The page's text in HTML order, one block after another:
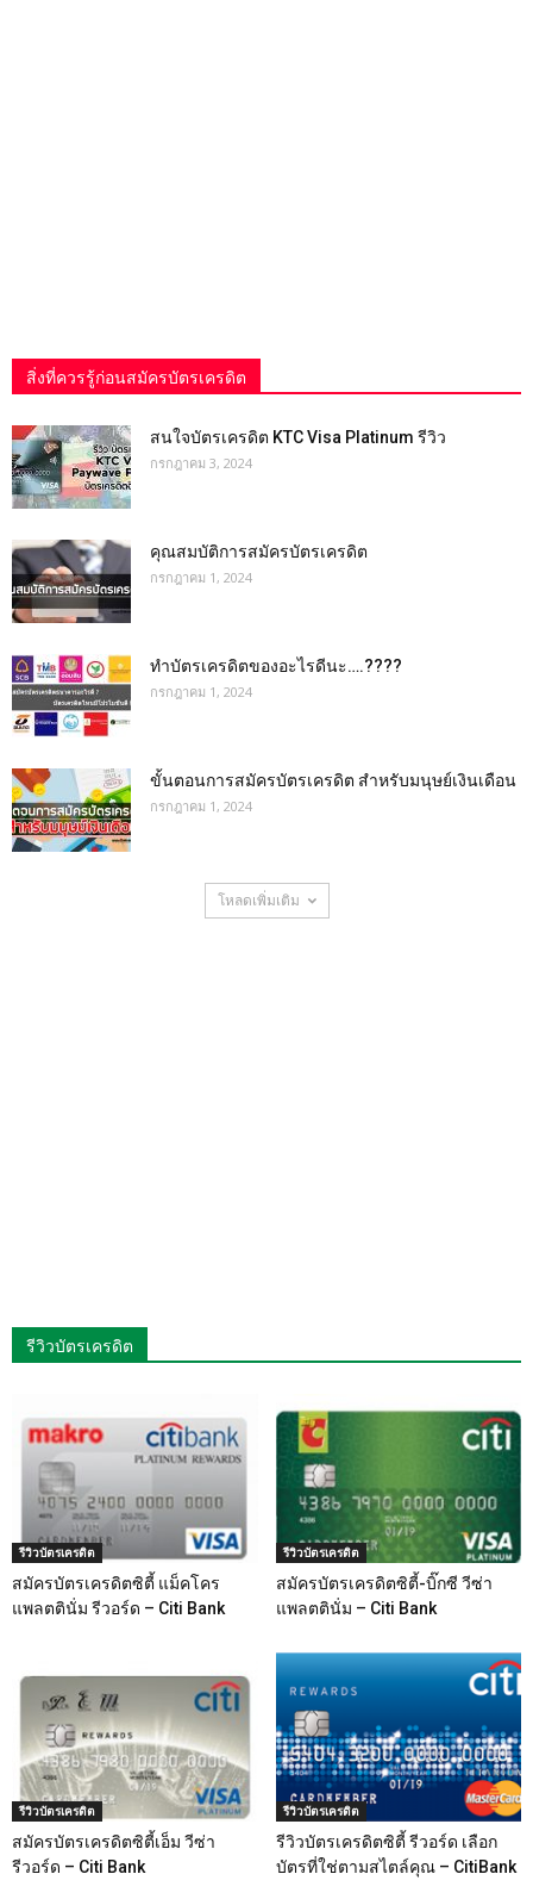
สิ่งที่ควรรู้ก่อนสมัครบัตรเครดิต
สนใจบัตรเครดิต KTC Visa Platinum รีวิว
กรกฎาคม 3, 2024
คุณสมบัติการสมัครบัตรเครดิต
กรกฎาคม 1, 2024
ทําบัตรเครดิตของอะไรดีนะ….????
กรกฎาคม 1, 2024
ขั้นตอนการสมัครบัตรเครดิต สำหรับมนุษย์เงินเดือน
กรกฎาคม 1, 2024
โหลดเพิ่มเติม
รีวิวบัตรเครดิต
รีวิวบัตรเครดิต
สมัครบัตรเครดิตซิตี้ แม็คโคร
แพลตตินั่ม รีวอร์ด – Citi Bank
รีวิวบัตรเครดิต
สมัครบัตรเครดิตซิตี้-บิ๊กซี วีซ่า
แพลตตินั่ม – Citi Bank
รีวิวบัตรเครดิต
สมัครบัตรเครดิตซิตี้เอ็ม วีซ่า
รีวอร์ด – Citi Bank
รีวิวบัตรเครดิต
รีวิวบัตรเครดิตซิตี้ รีวอร์ด เลือก
บัตรที่ใช่ตามสไตล์คุณ – CitiBank